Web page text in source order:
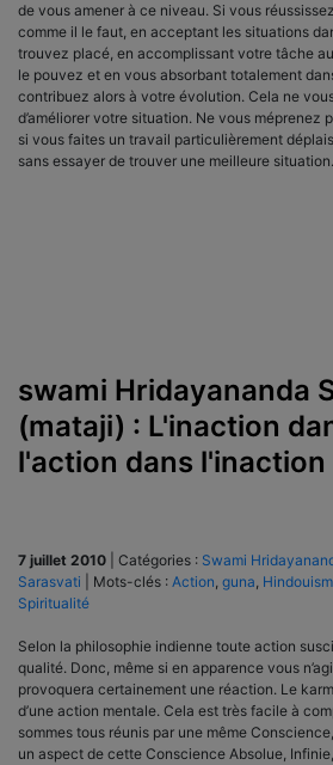
de vous amener à ce niveau. Si vous
comme il le faut, en acceptant les situations
trouvez placé, en accomplissant votre tâche
le pouvez et en vous absorbant totalement
contribuez alors à votre évolution. Cela ne
d’améliorer votre situation. Ne vous méprenez
si vous faites un travail particulièrement
sans essayer de trouver une meilleure
swami Hridayananda
(mataji) : L'inaction
l'action dans l'inaction
7 juillet 2010 Catégories : Swami
Sarasvati
Mots-clés : Action, guna,
Spiritualité
Selon la philosophie indienne toute action
qualité. Donc, même si en apparence vous
provoquera certainement une réaction. Le
d’une action mentale. Cela est très facile à
sommes tous réunis par une même
un aspect de cette Conscience Absolue,